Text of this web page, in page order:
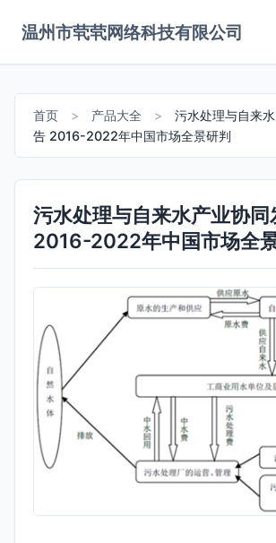
温州市茕茕网络科技有限公司
首页 > 产品大全 >
污水处理与自来
告 2016-2022年中国市场全景研判
污水处理与自来水产业协同
2016-2022年中国市场全